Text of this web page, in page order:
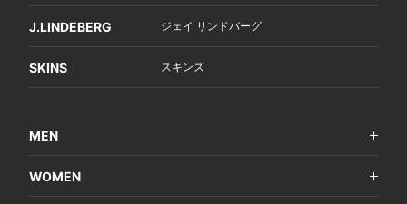
J.LINDEBERG ジェイ リンドバーグ
SKINS スキンズ
MEN
WOMEN